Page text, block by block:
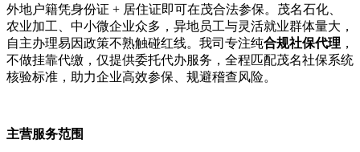
外地户籍凭身份证 + 居住证即可在茂合法参保。茂名石化、
农业加工、中小微企业众多，异地员工与灵活就业群体量大，
自主办理易因政策不熟触碰红线。我司专注纯合规社保代理 ，
不做挂靠代缴，仅提供委托代办服务，全程匹配茂名社保系统
核验标准，助力企业高效参保、规避稽查风险。
主营服务范围